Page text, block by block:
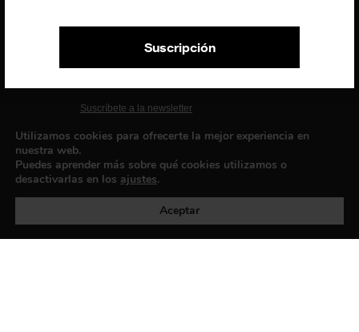
Suscripción
EXIBART SPAIN, S.L.U.
AVINGUDA ROMA, 12
Suscríbete a la newsletter
Política de privacidad
Utilizamos cookies para ofrecerte la mejor experiencia en
nuestra web.
Puedes aprender más sobre qué cookies utilizamos o
desactivarlas en los ajustes.
Aceptar